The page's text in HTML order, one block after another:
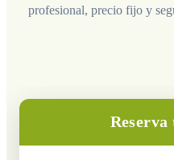
profesional, precio fijo y